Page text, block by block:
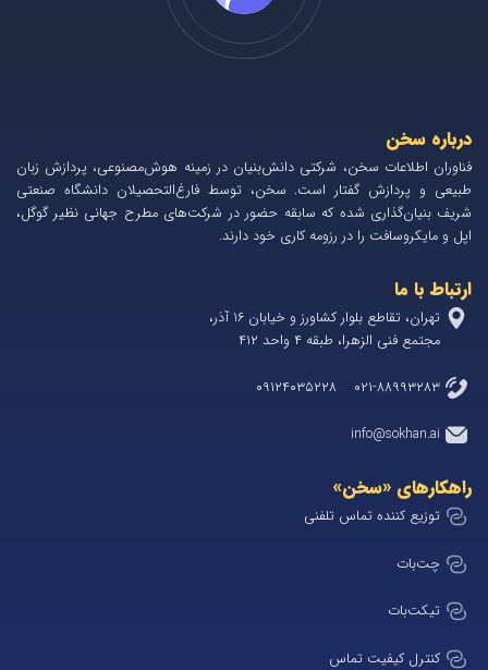
ارتباط با ما
تهران، تقاطع بلوار کشاورز و خیابان 1۶ آذر،
مجتمع فنی الزهرا، طبقه ۴ واحد ۴۱۲
۰۲۱-۸۸۹۹۳۲۸۳ ۰۹۱۲۴۰۳۵۲۲۸
info@sokhan.ai
درباره سخن
فناوران اطلاعات سخن، شرکتی دانش‌بنیان در زمینه هوش‌مصنوعی، پردازش زبان
طبیعی و پردازش گفتار است. سخن، توسط فارغ‌التحصیلان دانشگاه صنعتی
شریف بنیان‌گذاری شده که سابقه حضور در شرکت‌های مطرح جهانی نظیر گوگل،
اپل و مایکروسافت را در رزومه کاری خود دارند.
راهکارهای «سخن»
توزیع کننده تماس تلفنی
چت‌بات
تیکت‌بات
کنترل کیفیت تماس